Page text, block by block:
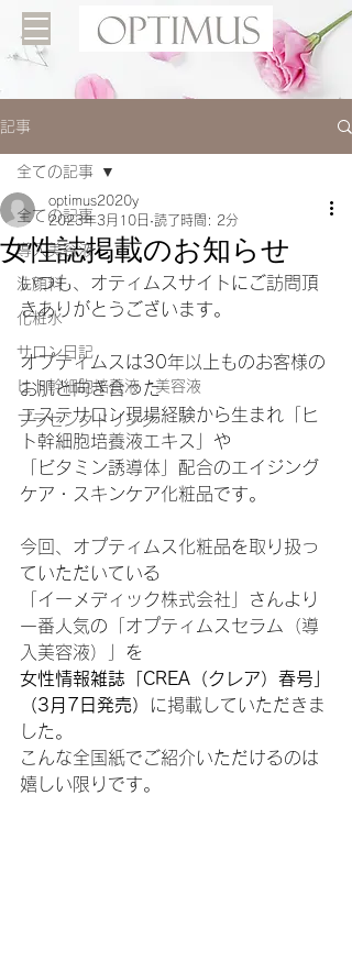
記事
全ての記事
導入美容液
洗顔料
化粧水
サロン日記
ヒト幹細胞培養液 美容液
プラセンタドリンク
全ての記事
女性誌掲載のお知らせ
optimus2020y
2023年3月10日 読了時間: 2分
いつも、オティムスサイトにご訪問頂
きありがとうございます。
オプティムスは30年以上ものお客様の
お肌と向き合った
エステサロン現場経験から生まれ「ヒ
ト幹細胞培養液エキス」や
「ビタミン誘導体」配合のエイジング
ケア・スキンケア化粧品です。
今回、オプティムス化粧品を取り扱っ
ていただいている
「イーメディック株式会社」さんより
一番人気の「オプティムスセラム（導
入美容液）」を
女性情報雑誌「CREA（クレア）春号」
（3月7日発売）
に掲載していただきま
した。
こんな全国紙でご紹介いただけるのは
嬉しい限りです。